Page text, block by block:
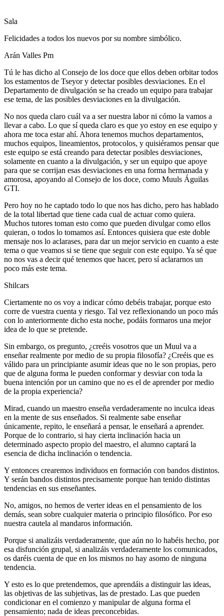
Sala
Felicidades a todos los nuevos por su nombre simbólico.
Arán Valles Pm
Tú le has dicho al Consejo de los doce que ellos deben orbitar todos
los estamentos de Tseyor y detectar posibles desviaciones. En el
Departamento de divulgación se ha creado un equipo para trabajar
ese tema, de las posibles desviaciones en la divulgación.
No nos queda claro cuál va a ser nuestra labor ni cómo la vamos a
llevar a cabo. Lo que sí queda claro es que yo estoy en ese equipo y
ahora me toca estar ahí. Ahora tenemos muchos departamentos,
muchos equipos, lineamientos, protocolos, y quisiéramos pensar que
este equipo se está creando para detectar posibles desviaciones,
solamente en cuanto a la divulgación, y ser un equipo que apoye
para que se corrijan esas desviaciones en una forma hermanada y
amorosa, apoyando al Consejo de los doce, como Muuls Águilas
GTI.
Pero hoy no he captado todo lo que nos has dicho, pero has hablado
de la total libertad que tiene cada cual de actuar como quiera.
Muchos tutores toman esto como que pueden divulgar como ellos
quieran, o todos lo tomamos así. Entonces quisiera que este doble
mensaje nos lo aclarases, para dar un mejor servicio en cuanto a este
tema o que veamos si se tiene que seguir con este equipo. Ya sé que
no nos vas a decir qué tenemos que hacer, pero sí aclararnos un
poco más este tema.
Shilcars
Ciertamente no os voy a indicar cómo debéis trabajar, porque esto
corre de vuestra cuenta y riesgo. Tal vez reflexionando un poco más
con lo anteriormente dicho esta noche, podáis formaros una mejor
idea de lo que se pretende.
Sin embargo, os pregunto, ¿creéis vosotros que un Muul va a
enseñar realmente por medio de su propia filosofía? ¿Creéis que es
válido para un principiante asumir ideas que no le son propias, pero
que de alguna forma le pueden conformar y desviar con toda la
buena intención por un camino que no es el de aprender por medio
de la propia experiencia?
Mirad, cuando un maestro enseña verdaderamente no inculca ideas
en la mente de sus enseñados. Si realmente sabe enseñar
únicamente, repito, le enseñará a pensar, le enseñará a aprender.
Porque de lo contrario, si hay cierta inclinación hacia un
determinado aspecto propio del maestro, el alumno captará la
esencia de dicha inclinación o tendencia.
Y entonces crearemos individuos en formación con bandos distintos.
Y serán bandos distintos precisamente porque han tenido distintas
tendencias en sus enseñantes.
No, amigos, no hemos de verter ideas en el pensamiento de los
demás, sean sobre cualquier materia o principio filosófico. Por eso
nuestra cautela al mandaros información.
Porque si analizáis verdaderamente, que aún no lo habéis hecho, por
esa disfunción grupal, si analizáis verdaderamente los comunicados,
os daréis cuenta de que en los mismos no hay asomo de ninguna
tendencia.
Y esto es lo que pretendemos, que aprendáis a distinguir las ideas,
las objetivas de las subjetivas, las de prestado. Las que pueden
condicionar en el comienzo y manipular de alguna forma el
pensamiento; nada de ideas preconcebidas.